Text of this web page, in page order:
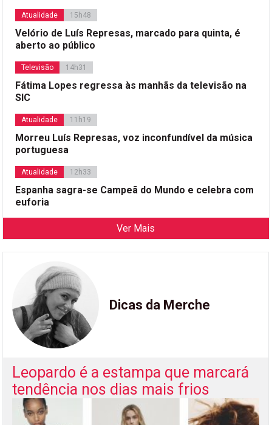
Atualidade 15h48
Velório de Luís Represas, marcado para quinta, é
aberto ao público
Televisão 14h31
Fátima Lopes regressa às manhãs da televisão na
SIC
Atualidade 11h19
Morreu Luís Represas, voz inconfundível da música
portuguesa
Atualidade 12h33
Espanha sagra-se Campeã do Mundo e celebra com
euforia
Ver Mais
Dicas da Merche
Leopardo é a estampa que marcará
tendência nos dias mais frios